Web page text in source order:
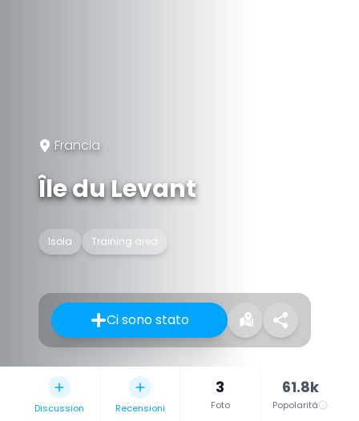
Francia
Île du Levant
Isola Training area
Ci sono stato
Discussion Recensioni
3
Foto
61.8k
Popolarità